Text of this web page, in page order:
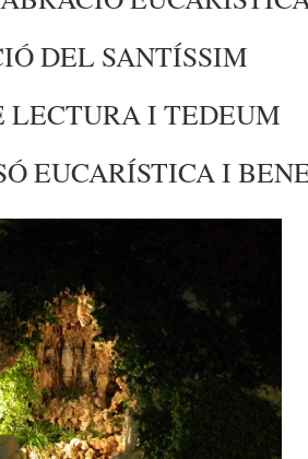
DEL SANTÍSSIM
LECTURA I TEDEUM
EUCARÍSTICA I